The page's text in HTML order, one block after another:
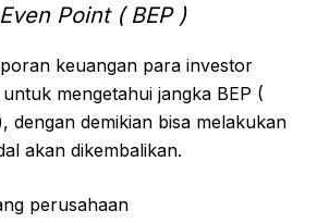
Point ( BEP )
keuangan para investor
mengetahui jangka BEP (
dengan demikian bisa melakukan
akan dikembalikan.
perusahaan